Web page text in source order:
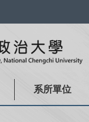
系所單位